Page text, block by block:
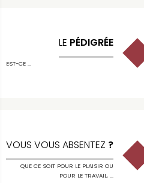
LE PÉDIGRÉE
EST-CE ...
VOUS VOUS ABSENTEZ ?
QUE CE SOIT POUR LE PLAISIR OU
POUR LE TRAVAIL, ...